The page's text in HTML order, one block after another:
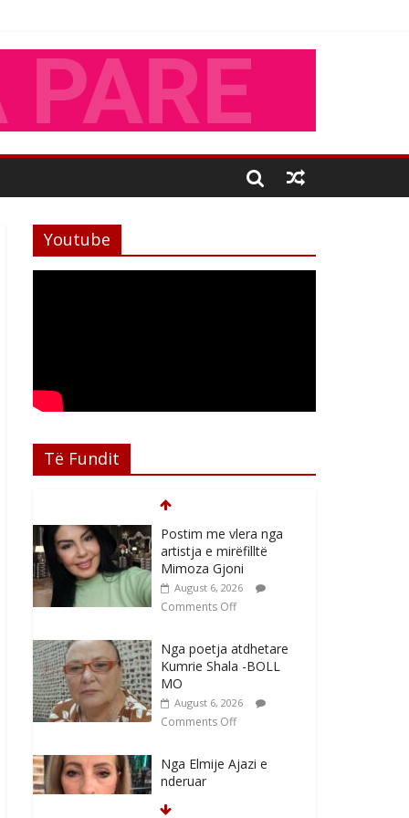
Youtube
Të Fundit
Postim me vlera nga
artistja e mirëfilltë
Mimoza Gjoni
August 6, 2026
Comments Off
Nga poetja atdhetare
Kumrie Shala -BOLL
MO
August 6, 2026
Comments Off
Nga Elmije Ajazi e
nderuar